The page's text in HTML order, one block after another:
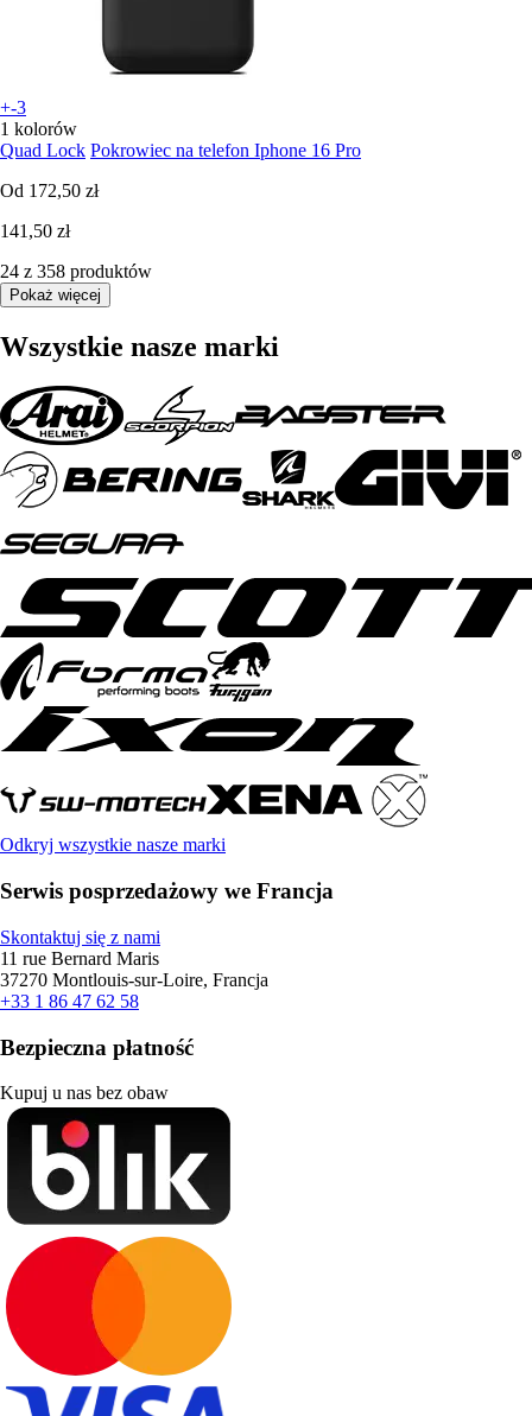
+-3
1 kolorów
Quad Lock Pokrowiec na telefon Iphone 16 Pro
Od 172,50 zł
141,50 zł
24 z 358 produktów
Pokaż więcej
Wszystkie nasze marki
Odkryj wszystkie nasze marki
Serwis posprzedażowy we Francja
Skontaktuj się z nami
11 rue Bernard Maris
37270 Montlouis-sur-Loire, Francja
+33 1 86 47 62 58
Bezpieczna płatność
Kupuj u nas bez obaw